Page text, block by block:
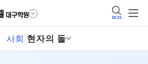
BETA
사회 현자의 돌